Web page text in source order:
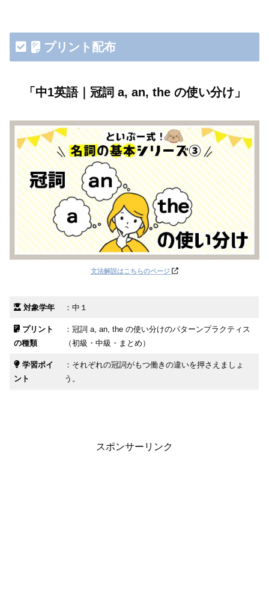
プリント配布
「中1英語｜冠詞 a, an, the の使い分け」
文法解説はこちらのページ
対象学年 ：中１
プリント
の種類
：冠詞 a, an, the の使い分けのパターンプラクティス
（初級・中級・まとめ）
学習ポイ
ント
：それぞれの冠詞がもつ働きの違いを押さえましょ
う。
スポンサーリンク